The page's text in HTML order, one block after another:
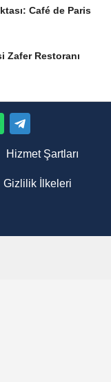
Café de Paris
Zafer Restoranı
Hizmet Şartları
Gizlilik İlkeleri